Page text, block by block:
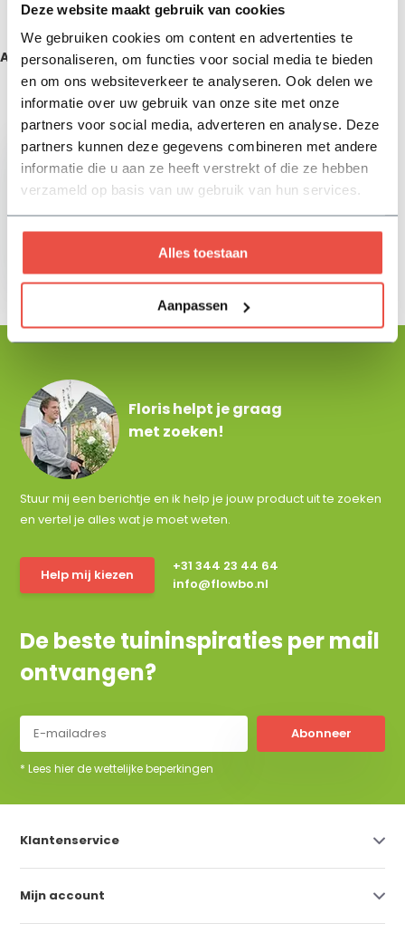
Deze website maakt gebruik van cookies
We gebruiken cookies om content en advertenties te
personaliseren, om functies voor social media te bieden
en om ons websiteverkeer te analyseren. Ook delen we
informatie over uw gebruik van onze site met onze
partners voor social media, adverteren en analyse. Deze
partners kunnen deze gegevens combineren met andere
informatie die u aan ze heeft verstrekt of die ze hebben
verzameld op basis van uw gebruik van hun services.
Alles toestaan
Aanpassen
Delen
Aanbevolen producten
Zojuist bekeken
18,-
Floris helpt je graag
met zoeken!
Stuur mij een berichtje en ik help je jouw product uit te zoeken
en vertel je alles wat je moet weten.
Help mij kiezen
+31 344 23 44 64
info@flowbo.nl
De beste tuininspiraties per mail
ontvangen?
Abonneer
* Lees hier de wettelijke beperkingen
Klantenservice
Mijn account